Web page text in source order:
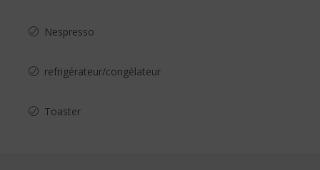
Nespresso
refrigérateur/congélateur
Toaster